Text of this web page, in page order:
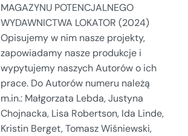
MAGAZYNU POTENCJALNEGO
WYDAWNICTWA LOKATOR (2024)
Opisujemy w nim nasze projekty,
zapowiadamy nasze produkcje i
wypytujemy naszych Autorów o ich
prace. Do Autorów numeru należą
m.in.: Małgorzata Lebda, Justyna
Chojnacka, Lisa Robertson, Ida Linde,
Kristin Berget, Tomasz Wiśniewski,